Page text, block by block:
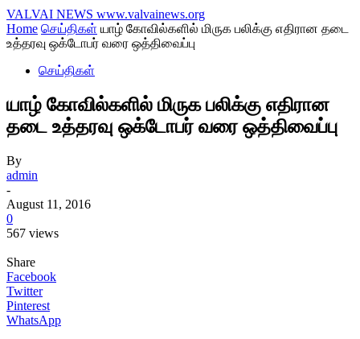
VALVAI NEWS www.valvainews.org
Home செய்திகள் யாழ் கோவில்களில் மிருக பலிக்கு எதிரான தடை
உத்தரவு ஒக்டோபர் வரை ஒத்திவைப்பு
செய்திகள்
யாழ் கோவில்களில் மிருக பலிக்கு எதிரான
தடை உத்தரவு ஒக்டோபர் வரை ஒத்திவைப்பு
By
admin
-
August 11, 2016
0
567 views
Share
Facebook
Twitter
Pinterest
WhatsApp